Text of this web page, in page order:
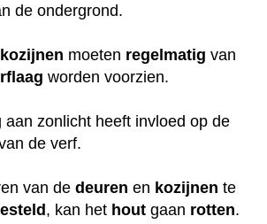
de ondergrond.
kozijnen moeten regelmatig van
worden voorzien.
aan zonlicht heeft invloed op de
de verf.
van de deuren en kozijnen te
, kan het hout gaan rotten.